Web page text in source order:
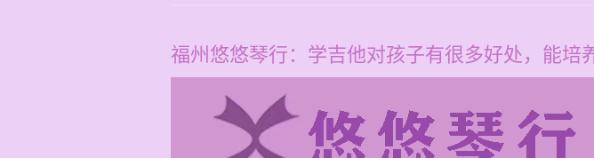
福州悠悠琴行：学吉他对孩子有很多好处，能培